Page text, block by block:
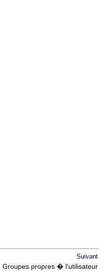
Suivant
Groupes propres � l'utilisateur